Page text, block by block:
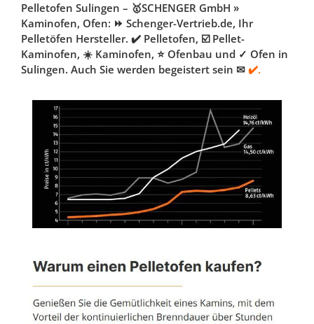
Pelletofen Sulingen – 🥇SCHENGER GmbH »
Kaminofen, Ofen: ⏩ Schenger-Vertrieb.de, Ihr
Pelletöfen Hersteller. ✔️ Pelletofen, ☑️ Pellet-
Kaminofen, ☀️ Kaminofen, ⭐ Ofenbau und ✓ Ofen in
Sulingen. Auch Sie werden begeistert sein ✉ ✔️.